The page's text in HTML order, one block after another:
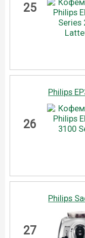
25
26
Philips
27
Philips